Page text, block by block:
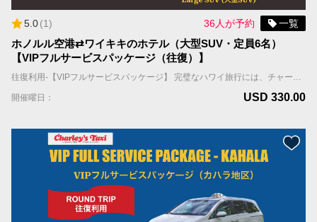
5.0(1) 36人が予約 一覧
ホノルル空港⇄ワイキキのホテル（大型SUV・定員6名）
【VIPフルサービスパッケージ（往復）】
往復利用-【VIPフルサービスパッケージ】 完璧なハワイ旅行には、チャーリーズタクシーの【VIPフルサービスパッケージ】がお勧めです。お客様を担当するドライバーは往復ともに事前にアサインされ、到着日、担当ドライバーはお客様のお名前を表示したサインを持ってお出迎えし、待機しているタクシーまでご案内します。 国際線到着の場合；担当ドライバーはFIT出口（個人出口）を出たところで、お客様の名前を表示したサインを持ってお待ちしています。 国内線到着の場合；担当ドライバーはお客様の利用便の荷物ターンテーブルの辺りで、お客様の名前を表示したサインを持ってお待ちしています。 ホテルへの移動中に、お帰りの時間を記載したリマインダーカードをお渡しします。 ＊当サービスはお客様全員が同じ航空便で到着される前提です。同じ時間帯の異なる航空便で到着される場合は到着時間の遅い便をご記入ください。 車両＆乗車案内 ・車種：ミニバン ・乗車人数：6名まで（乳幼児含む） ・機内持ち込み手荷物（ハンドバッグ、機内持ち込み用キャリーバッグなど）の数：車両1台につき合計6個まで ・お預け手荷物（スーツケース、折り畳みの車椅子やベビーカーなど）＋大型荷物（自転車、ゴルフバッグ、サーフボードなど）の数：車両1台につき合計6個まで。 ＊大型荷物には超過料金がかかりますので、追加オプションよりお選びください。大型荷物の上限は2個までとなります。
開催曜日： USD 330.00